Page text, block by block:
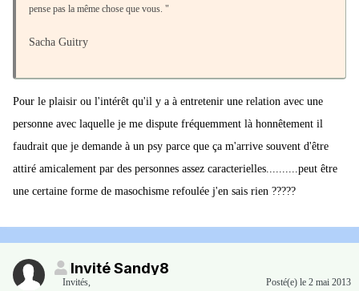
pense pas la même chose que vous. "
Sacha Guitry
Pour le plaisir ou l'intérêt qu'il y a à entretenir une relation avec une
personne avec laquelle je me dispute fréquemment là honnêtement il
faudrait que je demande à un psy parce que ça m'arrive souvent d'être
attiré amicalement par des personnes assez caracterielles..........peut être
une certaine forme de masochisme refoulée j'en sais rien ?????
Invité Sandy8
Invités, Posté(e) le 2 mai 2013